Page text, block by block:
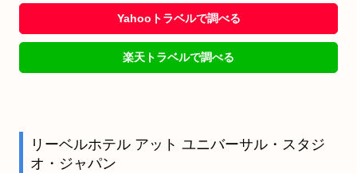
Yahooトラベルで調べる
楽天トラベルで調べる
リーベルホテル アット ユニバーサル・スタジ
オ・ジャパン